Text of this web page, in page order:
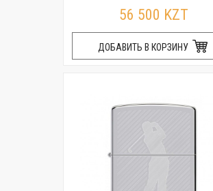
56 500 KZT
ДОБАВИТЬ В КОРЗИНУ